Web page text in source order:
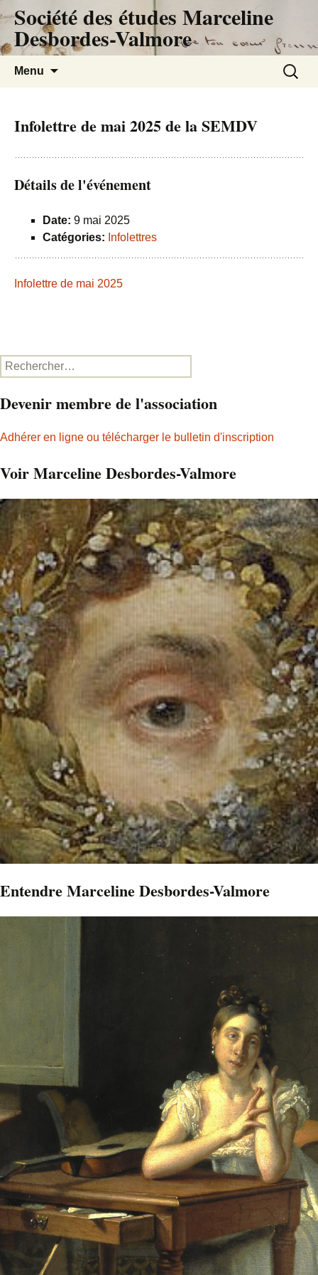
Société des études Marceline
Desbordes-Valmore
Menu
Infolettre de mai 2025 de la SEMDV
Détails de l'événement
Date: 9 mai 2025
Catégories: Infolettres
Infolettre de mai 2025
Rechercher :
Devenir membre de l'association
Adhérer en ligne ou télécharger le bulletin d'inscription
Voir Marceline Desbordes-Valmore
Entendre Marceline Desbordes-Valmore